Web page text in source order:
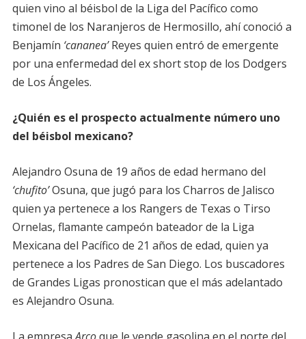
quien vino al béisbol de la Liga del Pacífico como
timonel de los Naranjeros de Hermosillo, ahí conoció a
Benjamín ‘cananea’Reyes quien entró de emergente
por una enfermedad del ex short stop de los Dodgers
de Los Ángeles.
¿Quién es el prospecto actualmente número uno
del béisbol mexicano?
Alejandro Osuna de 19 años de edad hermano del
‘chufito’Osuna, que jugó para los Charros de Jalisco
quien ya pertenece a los Rangers de Texas o Tirso
Ornelas, flamante campeón bateador de la Liga
Mexicana del Pacífico de 21 años de edad, quien ya
pertenece a los Padres de San Diego. Los buscadores
de Grandes Ligas pronostican que el más adelantado
es Alejandro Osuna.